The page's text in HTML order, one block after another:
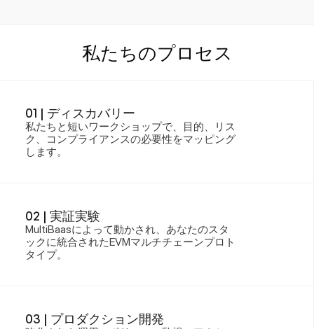
私たちのプロセス
01 | ディスカバリー
私たちと短いワークショップで、目的、リス
ク、コンプライアンスの必要性をマッピング
します。
02 | 実証実験
MultiBaasによって動かされ、あなたのスタ
ックに統合されたEVMマルチチェーンプロト
タイプ。
03 | プロダクション開発